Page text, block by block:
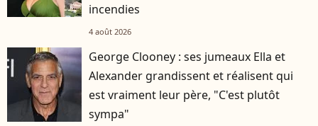
incendies
4 août 2026
George Clooney : ses jumeaux Ella et
Alexander grandissent et réalisent qui
est vraiment leur père, "C'est plutôt
sympa"